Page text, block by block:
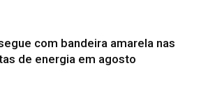
com bandeira amarela nas
de energia em agosto